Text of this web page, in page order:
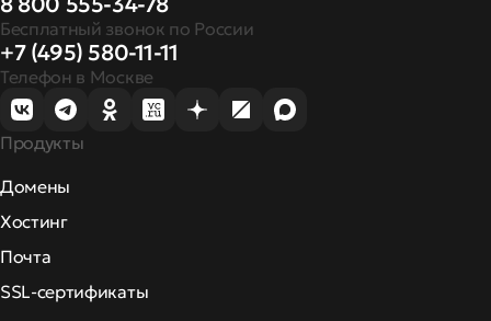
Бесплатный звонок по России
+7 (495) 580-11-11
Телефон в Москве
Продукты
Домены
Хостинг
Почта
SSL-сертификаты